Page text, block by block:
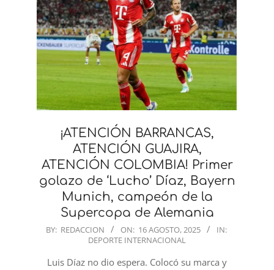
¡ATENCIÓN BARRANCAS,
ATENCIÓN GUAJIRA,
ATENCIÓN COLOMBIA! Primer
golazo de ‘Lucho’ Díaz, Bayern
Munich, campeón de la
Supercopa de Alemania
2025-
BY: REDACCION ON: 16 AGOSTO, 2025
IN:
DEPORTE INTERNACIONAL
Luis Díaz no dio espera. Colocó su marca y